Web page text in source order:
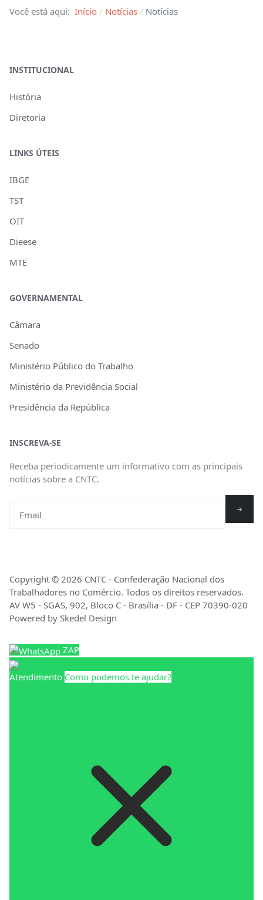
Você está aqui: Início Notícias Notícias
INSTITUCIONAL
História
Diretoria
LINKS ÚTEIS
IBGE
TST
OIT
Dieese
MTE
GOVERNAMENTAL
Câmara
Senado
Ministério Público do Trabalho
Ministério da Previdência Social
Presidência da República
INSCREVA-SE
Receba periodicamente um informativo com as principais
notícias sobre a CNTC.
Copyright © 2026 CNTC - Confederação Nacional dos
Trabalhadores no Comércio. Todos os direitos reservados.
AV W5 - SGAS, 902, Bloco C - Brasília - DF - CEP 70390-020
Powered by Skedel Design
ZAP
Atendimento Como podemos te ajudar?